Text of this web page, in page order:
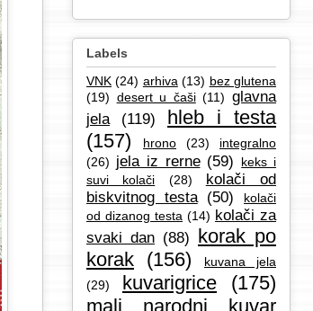
Labels
VNK (24) arhiva (13) bez glutena
(19) desert u čaši (11) glavna
jela
(119)
hleb i testa
(157)
hrono (23)
integralno
(26) jela iz rerne (59)
keks i
suvi kolači
(28)
kolači od
biskvitnog testa (50)
kolači
od dizanog testa (14) kolači za
svaki dan (88) korak po
korak (156)
kuvana jela
(29)
kuvarigrice
(175)
mali narodni kuvar